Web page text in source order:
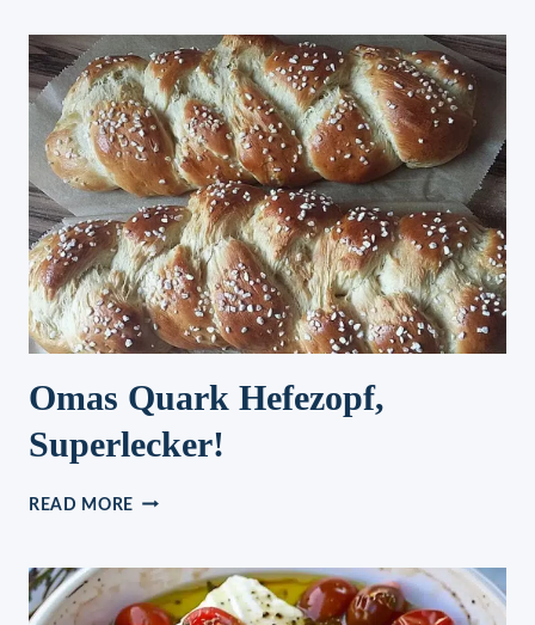
AUFLAUF
Omas Quark Hefezopf,
Superlecker!
READ MORE OMAS
SUPERLECKER!